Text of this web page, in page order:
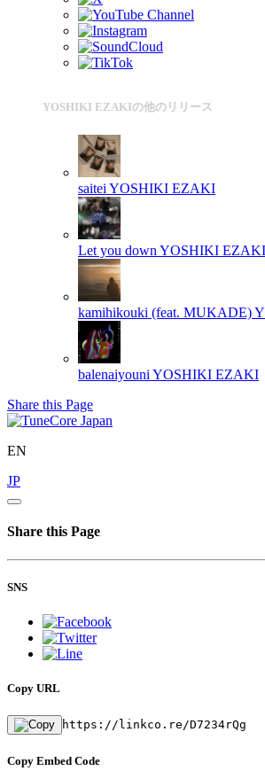
YOSHIKI EZAKIの他のリリース
saitei YOSHIKI EZAKI
Let you down YOSHIKI
kamihikouki (feat. MUKADE)
balenaiyouni YOSHIKI EZAKI
Share this Page
EN
JP
Share this Page
SNS
Copy URL
https://linkco.re/D7234rQg
Copy Embed Code